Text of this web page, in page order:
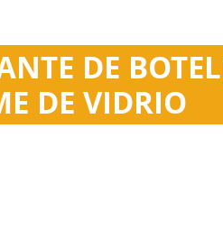
DE
DE VIDRIO